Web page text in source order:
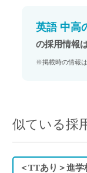
英語 中高
の採用情報
※掲載時の情報
似ている採
＜TTあり＞進学